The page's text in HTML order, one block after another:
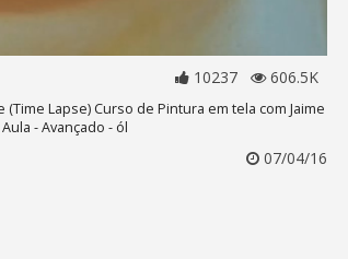
10237 606.5K
Lapse) Curso de Pintura em tela com Jaime
- Avançado - ól
07/04/16